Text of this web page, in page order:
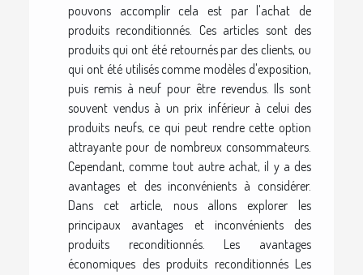
pouvons accomplir cela est par l'achat de
produits reconditionnés. Ces articles sont des
produits qui ont été retournés par des clients, ou
qui ont été utilisés comme modèles d'exposition,
puis remis à neuf pour être revendus. Ils sont
souvent vendus à un prix inférieur à celui des
produits neufs, ce qui peut rendre cette option
attrayante pour de nombreux consommateurs.
Cependant, comme tout autre achat, il y a des
avantages et des inconvénients à considérer.
Dans cet article, nous allons explorer les
principaux avantages et inconvénients des
produits reconditionnés. Les avantages
économiques des produits reconditionnés Les